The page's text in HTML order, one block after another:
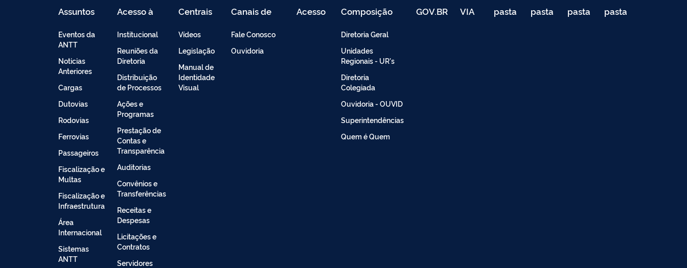
Assuntos
Eventos da
ANTT
Noticias
Anteriores
Cargas
Dutovias
Rodovias
Ferrovias
Passageiros
Fiscalização e
Multas
Fiscalização e
Infraestrutura
Área
Internacional
Sistemas
ANTT
Acesso à
Institucional
Reuniões da
Diretoria
Distribuição
de Processos
Ações e
Programas
Prestação de
Contas e
Transparência
Auditorias
Convênios e
Transferências
Receitas e
Despesas
Licitações e
Contratos
Servidores
Centrais
Vídeos
Legislação
Manual de
Identidade
Visual
Canais de
Fale Conosco
Ouvidoria
Acesso Composição
Diretoria Geral
Unidades
Regionais - UR's
Diretoria
Colegiada
Ouvidoria - OUVID
Superintendências
Quem é Quem
GOV.BR VIA pasta
de
pasta
de
pasta
de
pasta
de